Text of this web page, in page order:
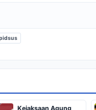
Kejaksaan Agung